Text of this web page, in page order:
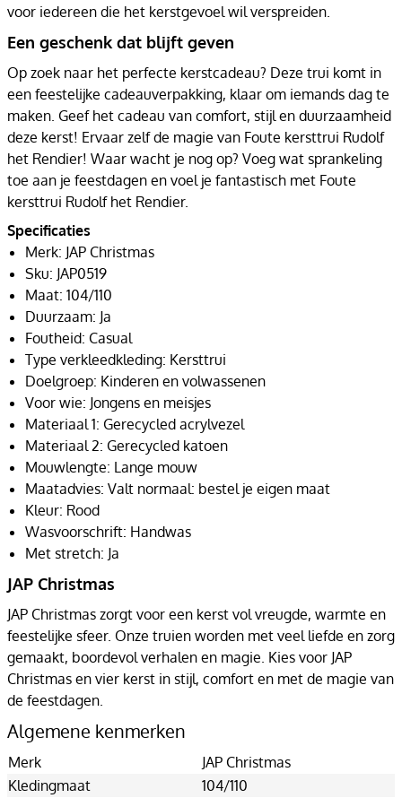
voor iedereen die het kerstgevoel wil verspreiden.
Een geschenk dat blijft geven
Op zoek naar het perfecte kerstcadeau? Deze trui komt in
een feestelijke cadeauverpakking, klaar om iemands dag te
maken. Geef het cadeau van comfort, stijl en duurzaamheid
deze kerst! Ervaar zelf de magie van Foute kersttrui Rudolf
het Rendier! Waar wacht je nog op? Voeg wat sprankeling
toe aan je feestdagen en voel je fantastisch met Foute
kersttrui Rudolf het Rendier.
Specificaties
Merk: JAP Christmas
Sku: JAP0519
Maat: 104/110
Duurzaam: Ja
Foutheid: Casual
Type verkleedkleding: Kersttrui
Doelgroep: Kinderen en volwassenen
Voor wie: Jongens en meisjes
Materiaal 1: Gerecycled acrylvezel
Materiaal 2: Gerecycled katoen
Mouwlengte: Lange mouw
Maatadvies: Valt normaal: bestel je eigen maat
Kleur: Rood
Wasvoorschrift: Handwas
Met stretch: Ja
JAP Christmas
JAP Christmas zorgt voor een kerst vol vreugde, warmte en
feestelijke sfeer. Onze truien worden met veel liefde en zorg
gemaakt, boordevol verhalen en magie. Kies voor JAP
Christmas en vier kerst in stijl, comfort en met de magie van
de feestdagen.
Algemene kenmerken
Merk
JAP Christmas
Kledingmaat
104/110